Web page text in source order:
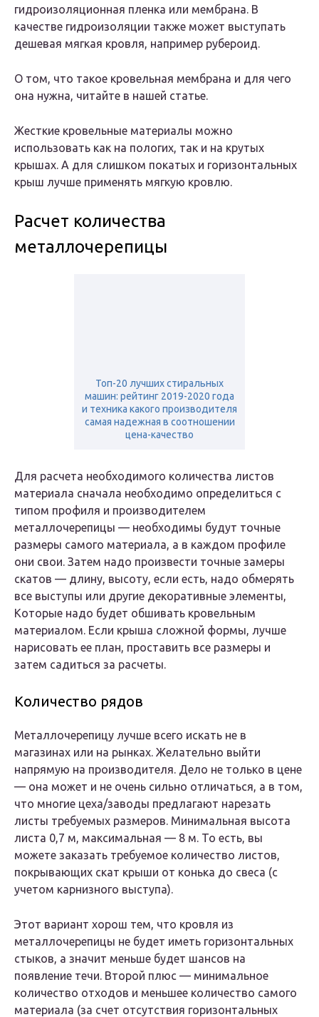
гидроизоляционная пленка или мембрана. В
качестве гидроизоляции также может выступать
дешевая мягкая кровля, например рубероид.
О том, что такое кровельная мембрана и для чего
она нужна, читайте в нашей статье.
Жесткие кровельные материалы можно
использовать как на пологих, так и на крутых
крышах. А для слишком покатых и горизонтальных
крыш лучше применять мягкую кровлю.
Расчет количества
металлочерепицы
Топ-20 лучших стиральных
машин: рейтинг 2019-2020 года
и техника какого производителя
самая надежная в соотношении
цена-качество
Для расчета необходимого количества листов
материала сначала необходимо определиться с
типом профиля и производителем
металлочерепицы — необходимы будут точные
размеры самого материала, а в каждом профиле
они свои. Затем надо произвести точные замеры
скатов — длину, высоту, если есть, надо обмерять
все выступы или другие декоративные элементы,
Которые надо будет обшивать кровельным
материалом. Если крыша сложной формы, лучше
нарисовать ее план, проставить все размеры и
затем садиться за расчеты.
Количество рядов
Металлочерепицу лучше всего искать не в
магазинах или на рынках. Желательно выйти
напрямую на производителя. Дело не только в цене
— она может и не очень сильно отличаться, а в том,
что многие цеха/заводы предлагают нарезать
листы требуемых размеров. Минимальная высота
листа 0,7 м, максимальная — 8 м. То есть, вы
можете заказать требуемое количество листов,
покрывающих скат крыши от конька до свеса (с
учетом карнизного выступа).
Этот вариант хорош тем, что кровля из
металлочерепицы не будет иметь горизонтальных
стыков, а значит меньше будет шансов на
появление течи. Второй плюс — минимальное
количество отходов и меньшее количество самого
материала (за счет отсутствия горизонтальных